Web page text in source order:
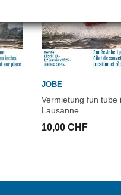
JOBE
Vermietung fun tube
Lausanne
10,00 CHF